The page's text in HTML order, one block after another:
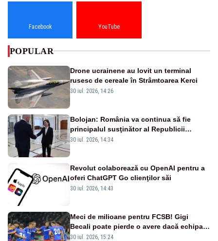
Facebook YouTube
POPULAR
Drone ucrainene au lovit un terminal
rusesc de cereale în Strâmtoarea Kerci
30 iul. 2026, 14:26
Bolojan: România va continua să fie
principalul susţinător al Republicii
Moldova la nivelul Uniunii Europene
30 iul. 2026, 14:34
Revolut colaborează cu OpenAI pentru a
oferi ChatGPT Go clienţilor săi
30 iul. 2026, 14:43
Meci de milioane pentru FCSB! Gigi
Becali poate pierde o avere dacă echipa
este eliminată de FK Auda
30 iul. 2026, 15:24